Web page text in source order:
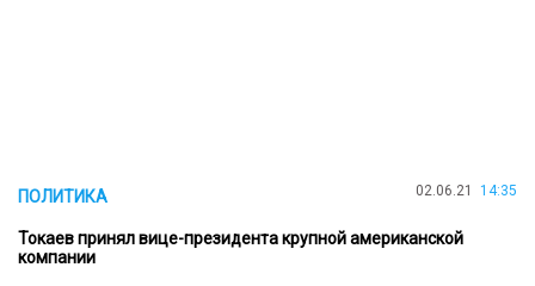
ПОЛИТИКА 02.06.21 14:35
Токаев принял вице-президента крупной американской
компании